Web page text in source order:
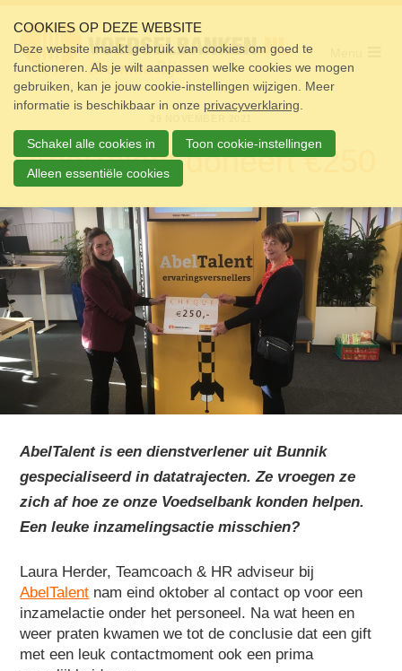
links
over
Spring
naar
de
Spring
naar
de
inhoud
AbelTalent doneert €250
AbelTalent is een dienstverlener uit Bunnik
gespecialiseerd in datatrajecten. Ze vroegen ze
zich af hoe ze onze Voedselbank konden helpen.
Een leuke inzamelingsactie misschien?
Laura Herder, Teamcoach & HR adviseur bij
AbelTalent nam eind oktober al contact op voor een
inzamelactie onder het personeel. Na wat heen en
weer praten kwamen we tot de conclusie dat een gift
met een leuk contactmoment ook een prima
Home
Pakket
Doneren
Vrijwilligers
Doneer
Contact
COOKIES OP DEZE WEBSITE
Deze website maakt gebruik van cookies om goed te
functioneren. Als je wilt aanpassen welke cookies we mogen
gebruiken, kan je jouw cookie-instellingen wijzigen. Meer
informatie is beschikbaar in onze privacyverklaring
Schakel alle cookies in Toon cookie-instellingen
Alleen essentiële cookies